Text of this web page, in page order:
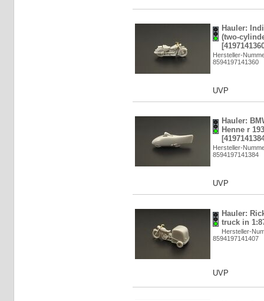
Hauler:
(two-
Hersteller-
8594197141360
UVP
Hauler:
Henne r
Hersteller-
8594197141384
UVP
Hauler:
truck in
Hersteller-
8594197141407
UVP